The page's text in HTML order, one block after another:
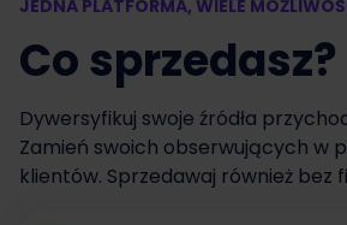
JEDNA PLATFORMA, WIELE
Co sprzedasz?
Dywersyfikuj swoje źródła
Zamień swoich obserwujących w
klientów. Sprzedawaj również bez